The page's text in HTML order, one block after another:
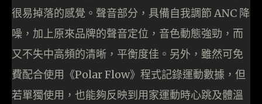
很易掉落的感覺。聲音部分，具備自我調節 ANC 降
噪，加上原來品牌的聲音定位，音色動態強勁，而
又不失中高頻的清晰，平衡度佳。另外，雖然可免
費配合使用《Polar Flow》程式記錄運動數據，但
若單獨使用，也能夠反映到用家運動時心跳及體溫